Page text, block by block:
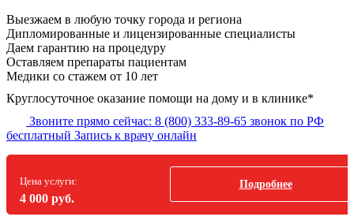
Выезжаем в любую точку города и региона
Дипломированные и лицензированные специалисты
Даем гарантию на процедуру
Оставляем препараты пациентам
Медики со стажем от 10 лет
Круглосуточное оказание помощи на дому и в клинике*
Звоните прямо сейчас: 8 (800) 333-89-65 звонок по РФ
бесплатный Запись к врачу онлайн
Цена услуги:
4 000 руб.
Подробнее